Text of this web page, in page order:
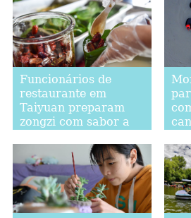
Funcionários de
restaurante em
Taiyuan preparam
zongzi com sabor a